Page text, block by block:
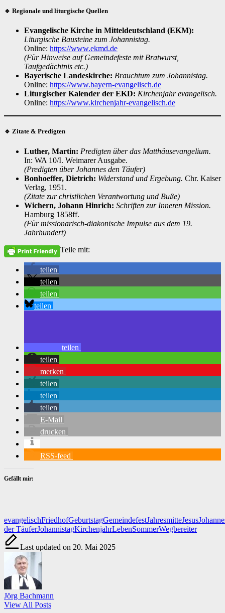
🔹 Regionale und liturgische Quellen
Evangelische Kirche in Mitteldeutschland (EKM):
Liturgische Bausteine zum Johannistag.
Online: https://www.ekmd.de
(Für Hinweise auf Gemeindefeste mit Bratwurst,
Taufgedächtnis etc.)
Bayerische Landeskirche: Brauchtum zum Johannistag.
Online: https://www.bayern-evangelisch.de
Liturgischer Kalender der EKD: Kirchenjahr evangelisch.
Online: https://www.kirchenjahr-evangelisch.de
🔹 Zitate & Predigten
Luther, Martin: Predigten über das Matthäusevangelium.
In: WA 10/I. Weimarer Ausgabe.
(Predigten über Johannes den Täufer)
Bonhoeffer, Dietrich: Widerstand und Ergebung. Chr. Kaiser
Verlag, 1951.
(Zitate zur christlichen Verantwortung und Buße)
Wichern, Johann Hinrich: Schriften zur Inneren Mission.
Hamburg 1858ff.
(Für missionarisch-diakonische Impulse aus dem 19.
Jahrhundert)
Teile mit:
teilen
teilen
teilen
teilen
teilen
teilen
merken
teilen
teilen
teilen
E-Mail
drucken
RSS-feed
Gefällt mir:
Tags:
evangelischFriedhofGeburtstagGemeindefestJahresmitteJesus
der TäuferJohannistagKirchenjahrLebenSommerWegbereiter
Last updated on 20. Mai 2025
Jörg Bachmann
View All Posts